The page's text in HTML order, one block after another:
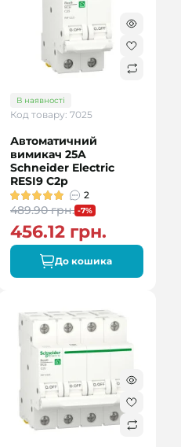
В наявності
Код товару: 7025
Автоматичний
вимикач 25A
Schneider Electric
RESI9 C2р
2
489.90 грн. -7%
456.12 грн.
До кошика